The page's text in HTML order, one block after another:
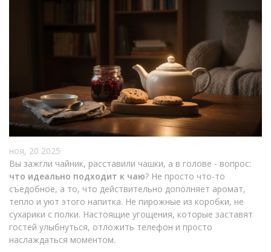
ноя, 20 2025
Вы зажгли чайник, расставили чашки, а в голове - вопрос:
что идеально подходит к чаю? Не просто что-то
съедобное, а то, что действительно дополняет аромат,
тепло и уют этого напитка. Не пирожные из коробки, не
сухарики с полки. Настоящие угощения, которые заставят
гостей улыбнуться, отложить телефон и просто
наслаждаться моментом.